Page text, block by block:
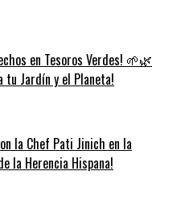
en Tesoros Verdes! 🌱🌿
tu Jardín y el Planeta!
la Chef Pati Jinich en la
la Herencia Hispana!